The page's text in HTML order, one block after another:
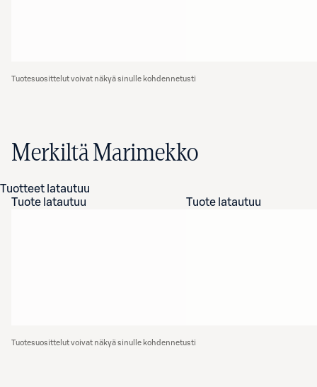
Tuotesuosittelut voivat näkyä sinulle kohdennetusti
Merkiltä Marimekko
Tuotteet latautuu
Tuote latautuu
Tuote latautuu
Tuotesuosittelut voivat näkyä sinulle kohdennetusti